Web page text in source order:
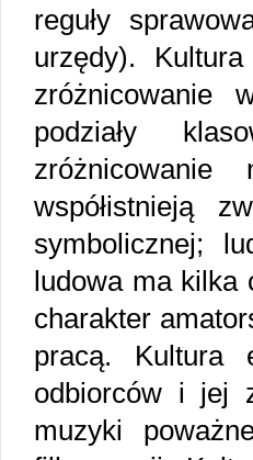
reguły
urzędy).
zróżnicowanie
podziały
zróżnicowanie
współistnieją
symbolicznej;
ludowa ma kilka
charakter
pracą. Kultura
odbiorców i jej
muzyki